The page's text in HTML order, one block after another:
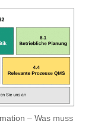
– Was muss